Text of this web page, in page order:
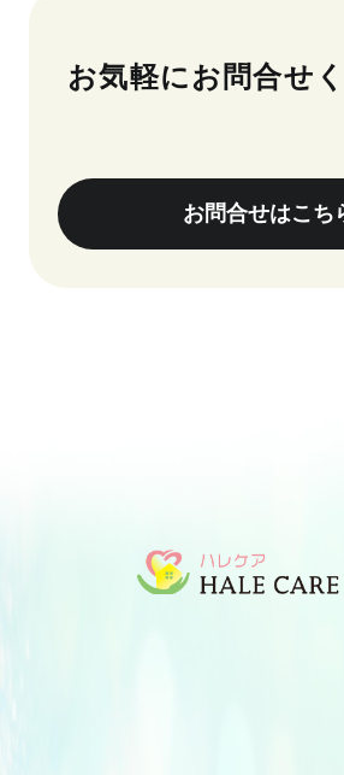
お気軽にお問合せ
お問合せはこち